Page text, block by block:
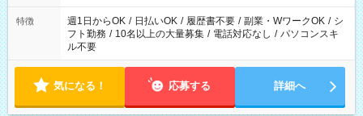
ください！
特徴 週1日からOK / 日払いOK / 履歴書不要 / 副業・WワークOK / シ
フト勤務 / 10名以上の大量募集 / 電話対応なし / パソコンスキ
ル不要
気になる！ 応募する 詳細へ